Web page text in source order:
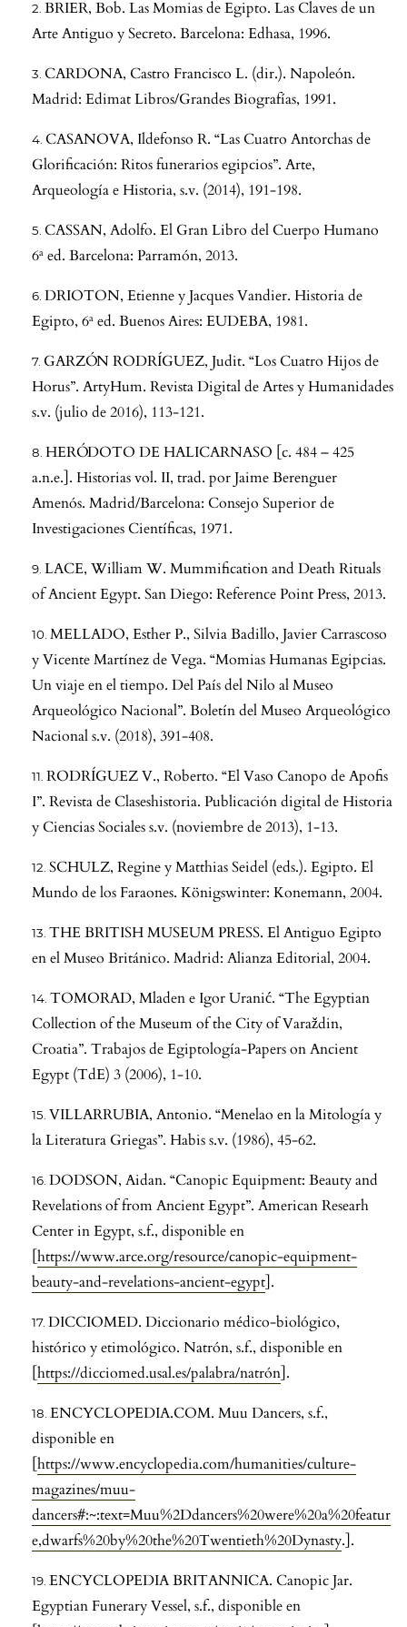
BRIER, Bob. Las Momias de Egipto. Las Claves de un
Arte Antiguo y Secreto. Barcelona: Edhasa, 1996.
CARDONA, Castro Francisco L. (dir.). Napoleón.
Madrid: Edimat Libros/Grandes Biografías, 1991.
CASANOVA, Ildefonso R. “Las Cuatro Antorchas de
Glorificación: Ritos funerarios egipcios”. Arte,
Arqueología e Historia, s.v. (2014), 191-198.
CASSAN, Adolfo. El Gran Libro del Cuerpo Humano
6ª ed. Barcelona: Parramón, 2013.
DRIOTON, Etienne y Jacques Vandier. Historia de
Egipto, 6ª ed. Buenos Aires: EUDEBA, 1981.
GARZÓN RODRÍGUEZ, Judit. “Los Cuatro Hijos de
Horus”. ArtyHum. Revista Digital de Artes y Humanidades
s.v. (julio de 2016), 113-121.
HERÓDOTO DE HALICARNASO [c. 484 – 425
a.n.e.]. Historias vol. II, trad. por Jaime Berenguer
Amenós. Madrid/Barcelona: Consejo Superior de
Investigaciones Científicas, 1971.
LACE, William W. Mummification and Death Rituals
of Ancient Egypt. San Diego: Reference Point Press, 2013.
MELLADO, Esther P., Silvia Badillo, Javier Carrascoso
y Vicente Martínez de Vega. “Momias Humanas Egipcias.
Un viaje en el tiempo. Del País del Nilo al Museo
Arqueológico Nacional”. Boletín del Museo Arqueológico
Nacional s.v. (2018), 391-408.
RODRÍGUEZ V., Roberto. “El Vaso Canopo de Apofis
I”. Revista de Claseshistoria. Publicación digital de Historia
y Ciencias Sociales s.v. (noviembre de 2013), 1-13.
SCHULZ, Regine y Matthias Seidel (eds.). Egipto. El
Mundo de los Faraones. Königswinter: Konemann, 2004.
THE BRITISH MUSEUM PRESS. El Antiguo Egipto
en el Museo Británico. Madrid: Alianza Editorial, 2004.
TOMORAD, Mladen e Igor Uranić. “The Egyptian
Collection of the Museum of the City of Varaždin,
Croatia”. Trabajos de Egiptología-Papers on Ancient
Egypt (TdE) 3 (2006), 1-10.
VILLARRUBIA, Antonio. “Menelao en la Mitología y
la Literatura Griegas”. Habis s.v. (1986), 45-62.
DODSON, Aidan. “Canopic Equipment: Beauty and
Revelations of from Ancient Egypt”. American Researh
Center in Egypt, s.f., disponible en
[https://www.arce.org/resource/canopic-equipment-
beauty-and-revelations-ancient-egypt].
DICCIOMED. Diccionario médico-biológico,
histórico y etimológico. Natrón, s.f., disponible en
[https://dicciomed.usal.es/palabra/natrón].
ENCYCLOPEDIA.COM. Muu Dancers, s.f.,
disponible en
[https://www.encyclopedia.com/humanities/culture-
magazines/muu-
dancers#:~:text=Muu%2Ddancers%20were%20a%20featur
e,dwarfs%20by%20the%20Twentieth%20Dynasty.].
ENCYCLOPEDIA BRITANNICA. Canopic Jar.
Egyptian Funerary Vessel, s.f., disponible en